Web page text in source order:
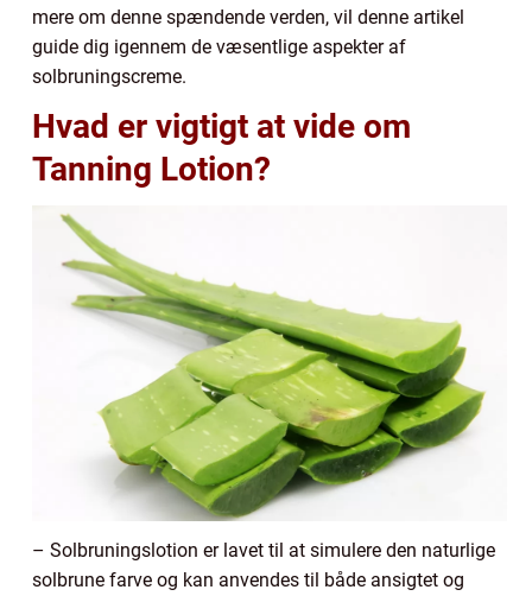
mere om denne spændende verden, vil denne artikel
guide dig igennem de væsentlige aspekter af
solbruningscreme.
Hvad er vigtigt at vide om
Tanning Lotion?
– Solbruningslotion er lavet til at simulere den naturlige
solbrune farve og kan anvendes til både ansigtet og